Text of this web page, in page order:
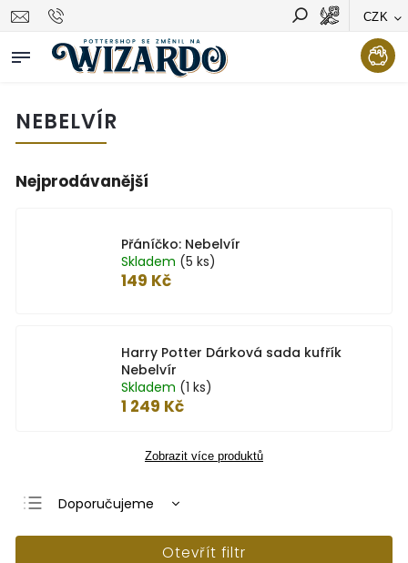
CZK
Vyhledávání Hledat
NEBELVÍR
Nejprodávanější
Přáníčko: Nebelvír
Skladem (5 ks)
149 Kč
Harry Potter Dárková sada kufřík
Nebelvír
Skladem (1 ks)
1 249 Kč
Zobrazit více produktů
Doporučujeme
Nejlevnější
Otevřít filtr